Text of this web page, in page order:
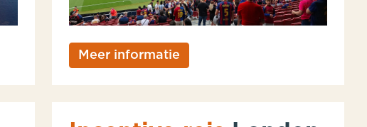
Meer informatie